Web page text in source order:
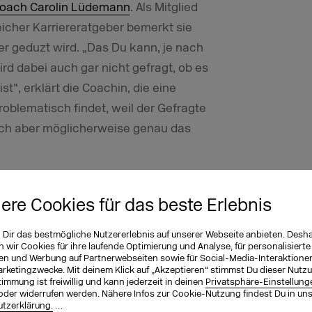
Cookies für das beste Erlebnis
Dir das bestmögliche Nutzererlebnis auf unserer Webseite anbieten.
wir Cookies für ihre laufende Optimierung und Analyse, für personalisierte
und Werbung auf Partnerwebseiten sowie für Social-Media-
Mit deinem Klick auf „Akzeptieren“ stimmst Du dieser
ist freiwillig und kann jederzeit in deinen Privatsphäre-
widerrufen werden. Nähere Infos zur Cookie-Nutzung findest Du in
…
Carolin Lüdemann. Als Mitglied
Karriereratgeber bemerkt sie
geduzt wird. „Das Du kann, je nach
dabei auch gar nicht gefragt, ob es
erklärt die Coachin, die eine
findet, weil der Gefragte
aber möglicherweise genau das
das Du dagegen schon deutlich
geht – und das nicht nur in
unkomplizierte Zielgruppen zu
lebst du schon?“ war hier lange
gegenüber dem Kunden immer
des im Internet üblichen Du
B2B-Umfelder okay sein,